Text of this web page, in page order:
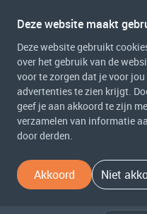
Deze website maakt
Deze website gebruikt
over het gebruik van de
voor te zorgen dat je voor
advertenties te zien krijgt.
geef je aan akkoord te zijn
verzamelen van informatie
door derden.
Akkoord Niet